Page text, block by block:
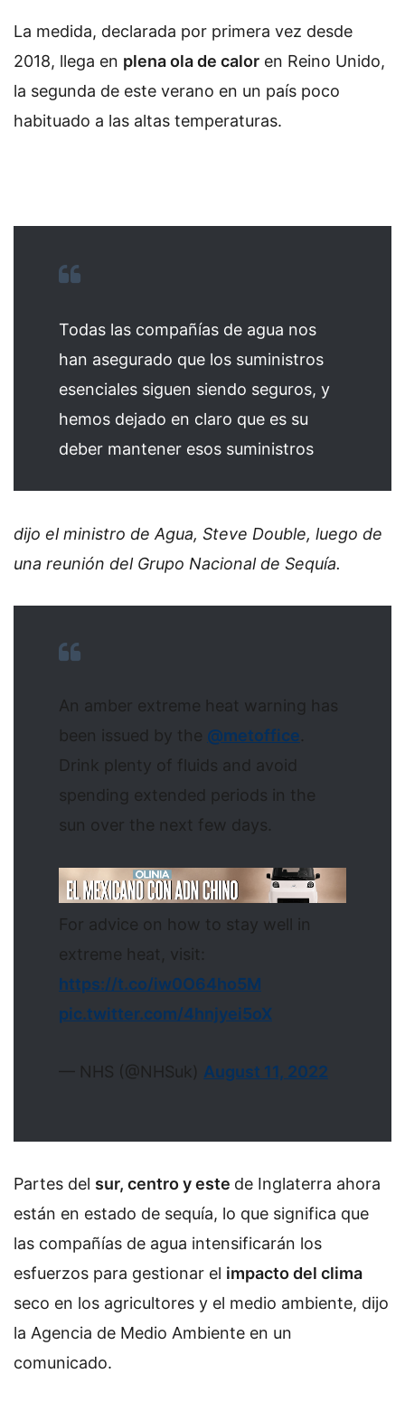
La medida, declarada por primera vez desde
2018, llega en plena ola de calor en Reino Unido,
la segunda de este verano en un país poco
habituado a las altas temperaturas.
Todas las compañías de agua nos
han asegurado que los suministros
esenciales siguen siendo seguros, y
hemos dejado en claro que es su
deber mantener esos suministros
dijo el ministro de Agua, Steve Double, luego de
una reunión del Grupo Nacional de Sequía.
An amber extreme heat warning has
been issued by the @metoffice.
Drink plenty of fluids and avoid
spending extended periods in the
sun over the next few days.
For advice on how to stay well in
extreme heat, visit:
https://t.co/iw0O64ho5M
pic.twitter.com/4hnjyei5oX
— NHS (@NHSuk) August 11, 2022
Partes del sur, centro y este de Inglaterra ahora
están en estado de sequía, lo que significa que
las compañías de agua intensificarán los
esfuerzos para gestionar el impacto del clima
seco en los agricultores y el medio ambiente, dijo
la Agencia de Medio Ambiente en un
comunicado.